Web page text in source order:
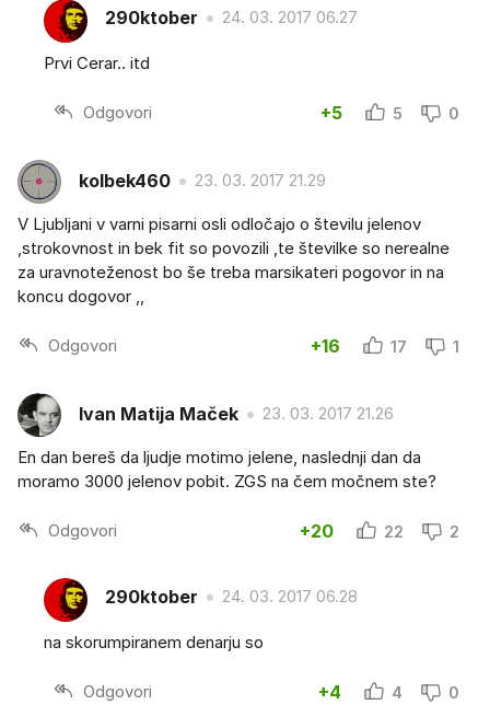
290ktober 24. 03. 2017 06.27
Prvi Cerar.. itd
Odgovori +5 5 0
kolbek460 23. 03. 2017 21.29
V Ljubljani v varni pisarni osli odločajo o številu jelenov
,strokovnost in bek fit so povozili ,te številke so nerealne
za uravnoteženost bo še treba marsikateri pogovor in na
koncu dogovor ,,
Odgovori +16 17 1
Ivan Matija Maček 23. 03. 2017 21.26
En dan bereš da ljudje motimo jelene, naslednji dan da
moramo 3000 jelenov pobit. ZGS na čem močnem ste?
Odgovori +20 22 2
290ktober 24. 03. 2017 06.28
na skorumpiranem denarju so
Odgovori +4 4 0